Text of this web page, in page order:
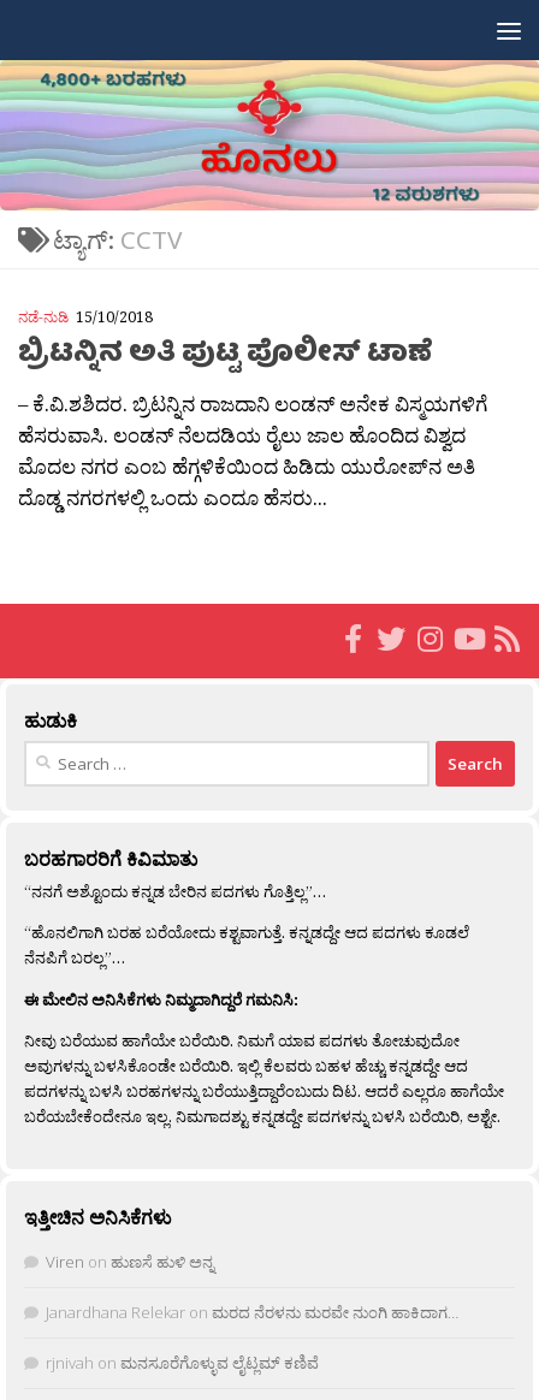
ಟ್ಯಾಗ್: CCTV
ನಡೆ-ನುಡಿ 15/10/2018
ಬ್ರಿಟನ್ನಿನ ಅತಿ ಪುಟ್ಟ ಪೊಲೀಸ್ ಟಾಣೆ
– ಕೆ.ವಿ.ಶಶಿದರ. ಬ್ರಿಟನ್ನಿನ ರಾಜದಾನಿ ಲಂಡನ್ ಅನೇಕ ವಿಸ್ಮಯಗಳಿಗೆ
ಹೆಸರುವಾಸಿ. ಲಂಡನ್ ನೆಲದಡಿಯ ರೈಲು ಜಾಲ ಹೊಂದಿದ ವಿಶ್ವದ
ಮೊದಲ ನಗರ ಎಂಬ ಹೆಗ್ಗಳಿಕೆಯಿಂದ ಹಿಡಿದು ಯುರೋಪ್‍ನ ಅತಿ
ದೊಡ್ಡ ನಗರಗಳಲ್ಲಿ ಒಂದು ಎಂದೂ ಹೆಸರು...
ಹುಡುಕಿ
Search
ಬರಹಗಾರರಿಗೆ ಕಿವಿಮಾತು
“ನನಗೆ ಅಶ್ಟೊಂದು ಕನ್ನಡ ಬೇರಿನ ಪದಗಳು ಗೊತ್ತಿಲ್ಲ”…
“ಹೊನಲಿಗಾಗಿ ಬರಹ ಬರೆಯೋದು ಕಶ್ಟವಾಗುತ್ತೆ. ಕನ್ನಡದ್ದೇ ಆದ ಪದಗಳು ಕೂಡಲೆ
ನೆನಪಿಗೆ ಬರಲ್ಲ”…
ಈ ಮೇಲಿನ ಅನಿಸಿಕೆಗಳು ನಿಮ್ಮದಾಗಿದ್ದರೆ ಗಮನಿಸಿ:
ನೀವು ಬರೆಯುವ ಹಾಗೆಯೇ ಬರೆಯಿರಿ. ನಿಮಗೆ ಯಾವ ಪದಗಳು ತೋಚುವುದೋ
ಅವುಗಳನ್ನು ಬಳಸಿಕೊಂಡೇ ಬರೆಯಿರಿ. ಇಲ್ಲಿ ಕೆಲವರು ಬಹಳ ಹೆಚ್ಚು ಕನ್ನಡದ್ದೇ ಆದ
ಪದಗಳನ್ನು ಬಳಸಿ ಬರಹಗಳನ್ನು ಬರೆಯುತ್ತಿದ್ದಾರೆಂಬುದು ದಿಟ. ಆದರೆ ಎಲ್ಲರೂ ಹಾಗೆಯೇ
ಬರೆಯಬೇಕೆಂದೇನೂ ಇಲ್ಲ. ನಿಮಗಾದಶ್ಟು ಕನ್ನಡದ್ದೇ ಪದಗಳನ್ನು ಬಳಸಿ ಬರೆಯಿರಿ, ಅಶ್ಟೇ.
ಇತ್ತೀಚಿನ ಅನಿಸಿಕೆಗಳು
Viren on ಹುಣಸೆ ಹುಳಿ ಅನ್ನ
Janardhana Relekar on ಮರದ ನೆರಳನು ಮರವೇ ನುಂಗಿ ಹಾಕಿದಾಗ…
rjnivah on ಮನಸೂರೆಗೊಳ್ಳುವ ಲೈಟ್ಲಮ್ ಕಣಿವೆ